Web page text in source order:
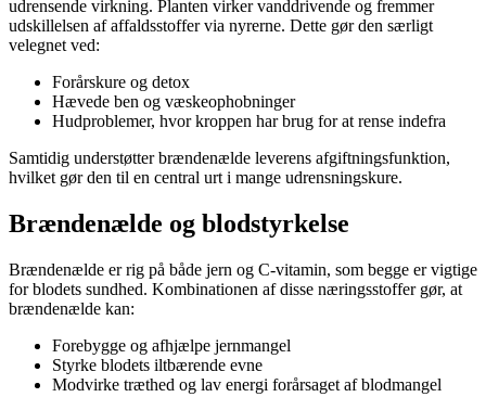
udrensende virkning. Planten virker vanddrivende og fremmer
udskillelsen af affaldsstoffer via nyrerne. Dette gør den særligt
velegnet ved:
Forårskure og detox
Hævede ben og væskeophobninger
Hudproblemer, hvor kroppen har brug for at rense indefra
Samtidig understøtter brændenælde leverens afgiftningsfunktion,
hvilket gør den til en central urt i mange udrensningskure.
Brændenælde og blodstyrkelse
Brændenælde er rig på både jern og C-vitamin, som begge er vigtige
for blodets sundhed. Kombinationen af disse næringsstoffer gør, at
brændenælde kan:
Forebygge og afhjælpe jernmangel
Styrke blodets iltbærende evne
Modvirke træthed og lav energi forårsaget af blodmangel